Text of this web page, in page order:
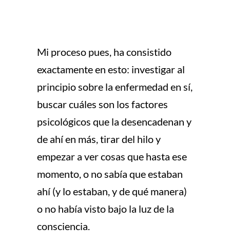
Mi proceso pues, ha consistido
exactamente en esto: investigar al
principio sobre la enfermedad en sí,
buscar cuáles son los factores
psicológicos que la desencadenan y
de ahí en más, tirar del hilo y
empezar a ver cosas que hasta ese
momento, o no sabía que estaban
ahí (y lo estaban, y de qué manera)
o no había visto bajo la luz de la
consciencia.